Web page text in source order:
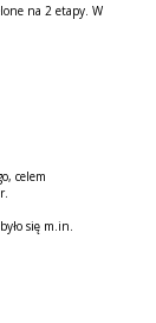
na 2 etapy. W
celem
się m.in.